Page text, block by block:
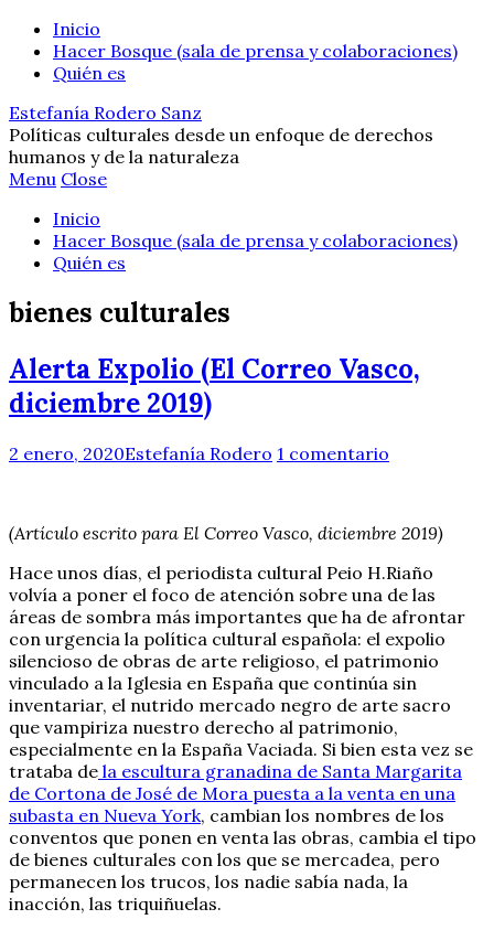
Inicio
Hacer Bosque (sala de prensa y colaboraciones)
Quién es
Estefanía Rodero Sanz
Políticas culturales desde un enfoque de derechos
humanos y de la naturaleza
Menu Close
Inicio
Hacer Bosque (sala de prensa y colaboraciones)
Quién es
bienes culturales
Alerta Expolio (El Correo Vasco,
diciembre 2019)
2 enero, 2020Estefanía Rodero 1 comentario
(Artículo escrito para El Correo Vasco, diciembre 2019)
Hace unos días, el periodista cultural Peio H.Riaño
volvía a poner el foco de atención sobre una de las
áreas de sombra más importantes que ha de afrontar
con urgencia la política cultural española: el expolio
silencioso de obras de arte religioso, el patrimonio
vinculado a la Iglesia en España que continúa sin
inventariar, el nutrido mercado negro de arte sacro
que vampiriza nuestro derecho al patrimonio,
especialmente en la España Vaciada. Si bien esta vez se
trataba de la escultura granadina de Santa Margarita
de Cortona de José de Mora puesta a la venta en una
subasta en Nueva York, cambian los nombres de los
conventos que ponen en venta las obras, cambia el tipo
de bienes culturales con los que se mercadea, pero
permanecen los trucos, los nadie sabía nada, la
inacción, las triquiñuelas.